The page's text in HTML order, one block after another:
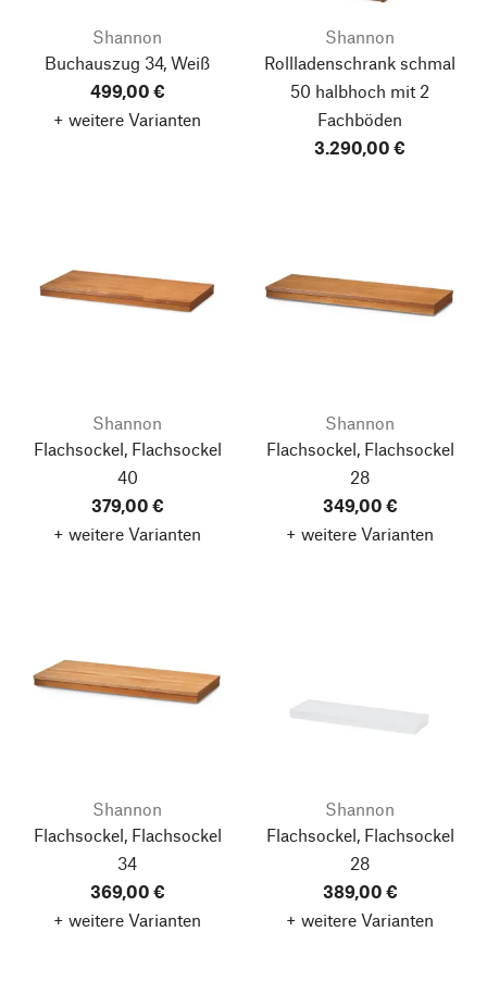
Shannon
Buchauszug 34, Weiß
499,00 €
+ weitere Varianten
Shannon
Rollladenschrank schmal
50 halbhoch mit 2
Fachböden
3.290,00 €
Shannon
Flachsockel, Flachsockel
40
379,00 €
+ weitere Varianten
Shannon
Flachsockel, Flachsockel
28
349,00 €
+ weitere Varianten
Shannon
Flachsockel, Flachsockel
34
369,00 €
+ weitere Varianten
Shannon
Flachsockel, Flachsockel
28
389,00 €
+ weitere Varianten